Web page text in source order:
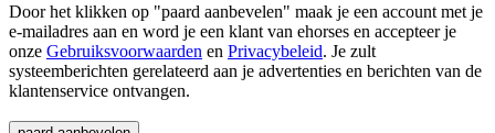
Door het klikken op "paard aanbevelen" maak je een account met je
e-mailadres aan en word je een klant van ehorses en accepteer je
onze Gebruiksvoorwaarden en Privacybeleid. Je zult
systeemberichten gerelateerd aan je advertenties en berichten van de
klantenservice ontvangen.